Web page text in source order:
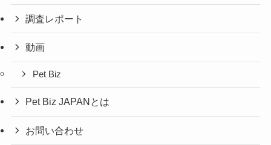
調査レポート
動画
Pet Biz
Pet Biz JAPANとは
お問い合わせ